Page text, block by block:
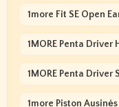
1more Fit SE Open
1MORE Penta Driver
1MORE Penta Driver
1more Piston